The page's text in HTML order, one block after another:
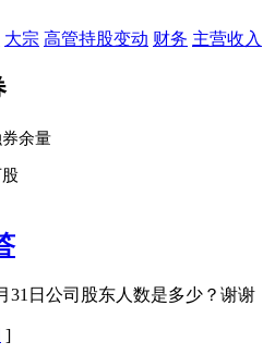
大宗 高管持股变动 财务 主营收入
余量
31日公司股东人数是多少？谢谢
]